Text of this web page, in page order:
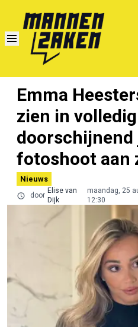
Emma
zien in volledig
fotoshoot aan
Nieuws
door
Elise van
Dijk
maandag, 25
12:30